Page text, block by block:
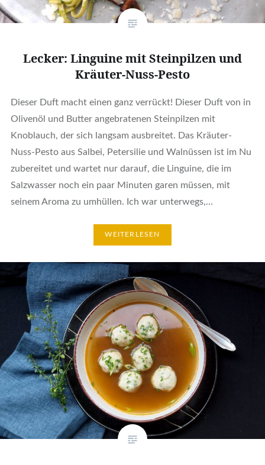
Lecker: Linguine mit Steinpilzen und
Kräuter-Nuss-Pesto
Dieser Duft macht einen ganz verrückt! Dieser Duft von in
Olivenöl und Butter angebratenen Steinpilzen mit
Knoblauch, der sich langsam ausbreitet. Das Kräuter-
Nuss-Pesto aus Salbei, Petersilie und Walnüssen ist im Nu
zubereitet und wartet nur darauf, die Linguine, die im
Salzwasser noch ein paar Minuten garen müssen, mit
seinem Aroma zu umhüllen. Ich war unterwegs,…
WEITERLESEN